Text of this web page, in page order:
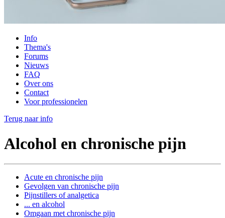
Info
Thema's
Forums
Nieuws
FAQ
Over ons
Contact
Voor professionelen
Terug naar info
Alcohol en chronische pijn
Acute en chronische pijn
Gevolgen van chronische pijn
Pijnstillers of analgetica
... en alcohol
Omgaan met chronische pijn